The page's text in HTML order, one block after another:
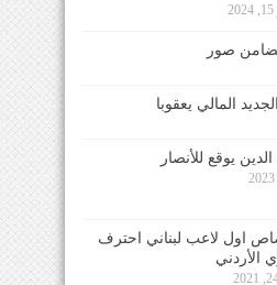
صور
المالي يعقوبا
يوقع للأنصار
اول لاعب لبناني احترف
الأردني